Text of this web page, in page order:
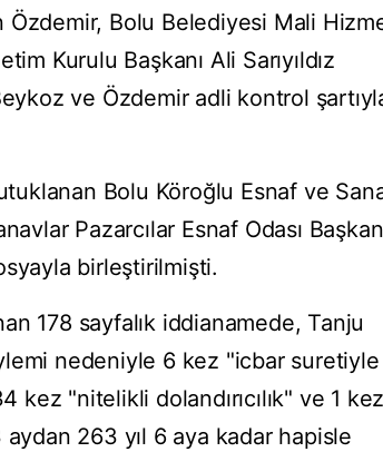
Bolu Belediyesi Mali
Kurulu Başkanı Ali Sarıyıldız
ve Özdemir adli kontrol
Bolu Köroğlu Esnaf ve
Pazarcılar Esnaf Odası
birleştirilmişti.
178 sayfalık iddianamede, Tanju
nedeniyle 6 kez "icbar suretiyle
"nitelikli dolandırıcılık" ve 1 kez
263 yıl 6 aya kadar hapisle